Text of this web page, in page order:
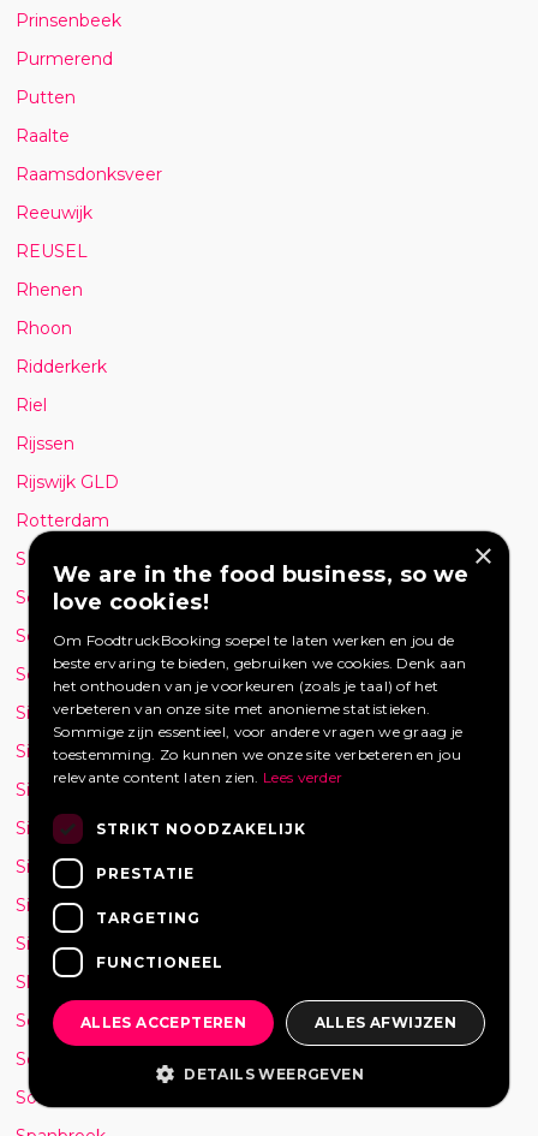
Prinsenbeek
Purmerend
Putten
Raalte
Raamsdonksveer
Reeuwijk
REUSEL
Rhenen
Rhoon
Ridderkerk
Riel
Rijssen
Rijswijk GLD
Rotterdam
S GRAVENHAGE
Schagen
Schiedam
Schijndel
Sibrandabuorren
Sint Maartensvlotbrug
Sint Michielsgestel
Sint-Lenaarts
Sint-Michielsgestel
Sint-Oedenrode
Sittard
Sliedecht
Soest
Soesterberg
Son
×
We are in the food business, so we
love cookies!
Om FoodtruckBooking soepel te laten werken en jou de
beste ervaring te bieden, gebruiken we cookies. Denk aan
het onthouden van je voorkeuren (zoals je taal) of het
verbeteren van onze site met anonieme statistieken.
Sommige zijn essentieel, voor andere vragen we graag je
toestemming. Zo kunnen we onze site verbeteren en jou
relevante content laten zien. Lees verder
STRIKT NOODZAKELIJK
PRESTATIE
TARGETING
FUNCTIONEEL
ALLES ACCEPTEREN ALLES AFWIJZEN
DETAILS WEERGEVEN